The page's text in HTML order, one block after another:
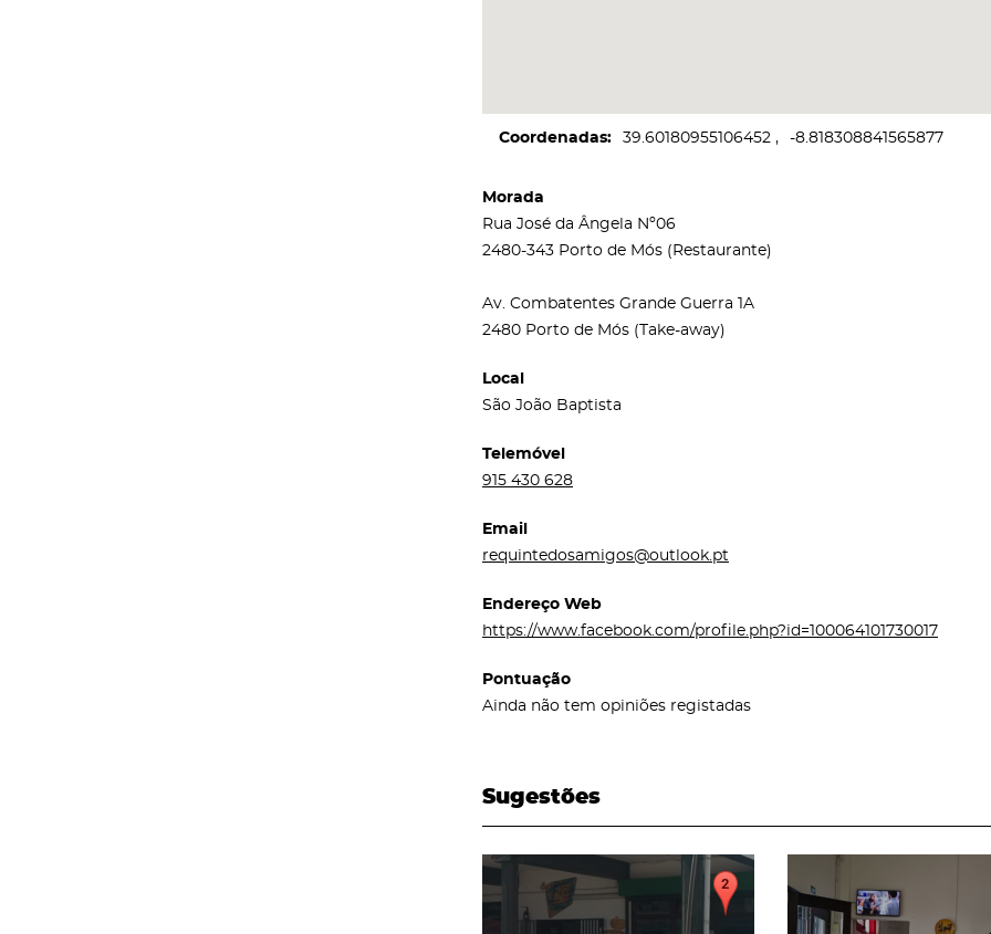
Coordenadas 39.60180955106452 -8.818308841565877
Morada
Rua José da Ângela Nº06
2480-343 Porto de Mós (Restaurante)
Av. Combatentes Grande Guerra 1A
2480 Porto de Mós (Take-away)
Local
São João Baptista
Telemóvel
915 430 628
Email
requintedosamigos@outlook.pt
Endereço Web
https://www.facebook.com/profile.php?id=100064101730017
Pontuação
Ainda não tem opiniões registadas
Sugestões
page